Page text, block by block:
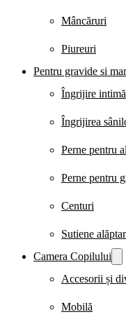
Mâncăruri
Piureuri
Pentru gravide si
Îngrijire intimă
Îngrijirea
Perne pentru
Perne pentru
Centuri
Sutiene
Camera Copilului
Accesorii și
Mobilă